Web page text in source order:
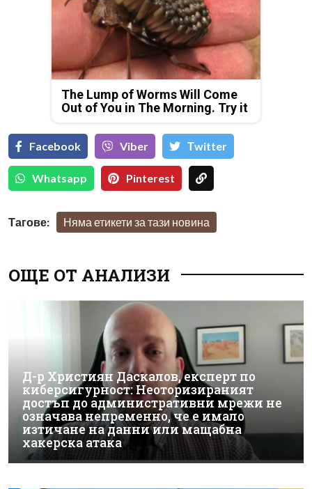
The Lump of Worms Will Come
Out of You in The Morning. Try it
Facebook Viber Тwitter
Whatsapp Pinterest
Тагове: Няма етикети за тази новина
ОЩЕ ОТ АНАЛИЗИ
Д-р Християн Даскалов, експерт по
киберсигурност: Неоторизираният
достъп до административни мрежи не
означава непременно, че е имало
изтичане на данни или мащабна
хакерска атака